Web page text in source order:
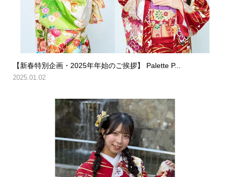
【新春特別企画・2025年年始のご挨拶】 Palette P...
2025.01.02